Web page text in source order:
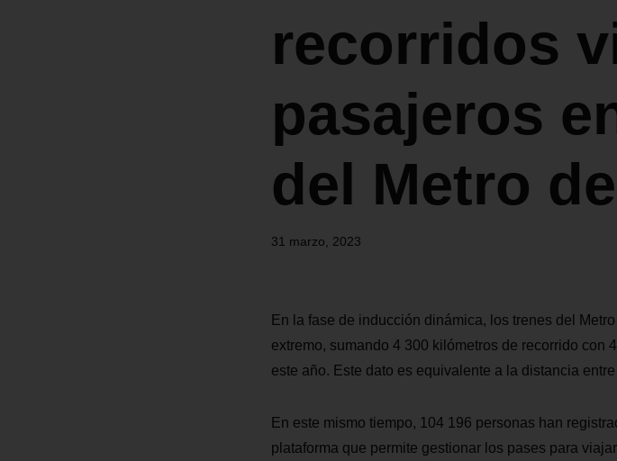
recorridos
pasajeros
del Metro
31 marzo, 2023
En la fase de inducción dinámica, los trenes del
extremo, sumando 4 300 kilómetros de recorrido con
este año. Este dato es equivalente a la distancia
En este mismo tiempo, 104 196 personas han
plataforma que permite gestionar los pases para